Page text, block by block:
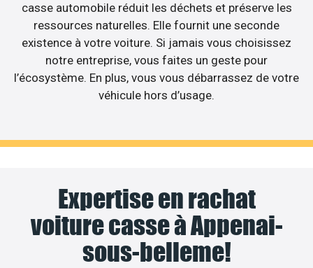
casse automobile réduit les déchets et préserve les
ressources naturelles. Elle fournit une seconde
existence à votre voiture. Si jamais vous choisissez
notre entreprise, vous faites un geste pour
l’écosystème. En plus, vous vous débarrassez de votre
véhicule hors d’usage.
Expertise en rachat
voiture casse à Appenai-
sous-belleme!